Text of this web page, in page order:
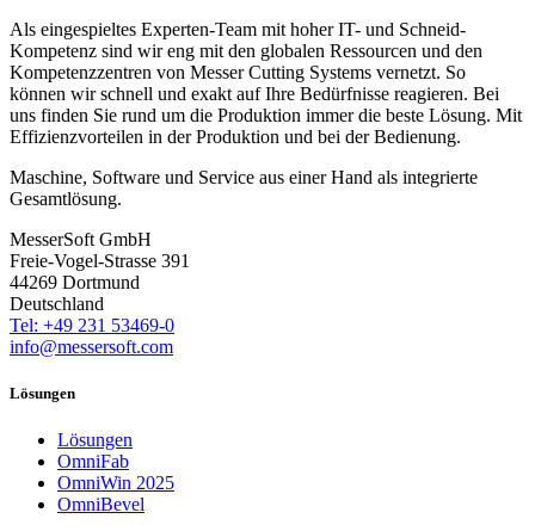
Als eingespieltes Experten-Team mit hoher IT- und Schneid-
Kompetenz sind wir eng mit den globalen Ressourcen und den
Kompetenzzentren von Messer Cutting Systems vernetzt. So
können wir schnell und exakt auf Ihre Bedürfnisse reagieren. Bei
uns finden Sie rund um die Produktion immer die beste Lösung. Mit
Effizienzvorteilen in der Produktion und bei der Bedienung.
Maschine, Software und Service aus einer Hand als integrierte
Gesamtlösung.
MesserSoft GmbH
Freie-Vogel-Strasse 391
44269 Dortmund
Deutschland
Tel: +49 231 53469-0
info@messersoft.com
Lösungen
Lösungen
OmniFab
OmniWin 2025
OmniBevel